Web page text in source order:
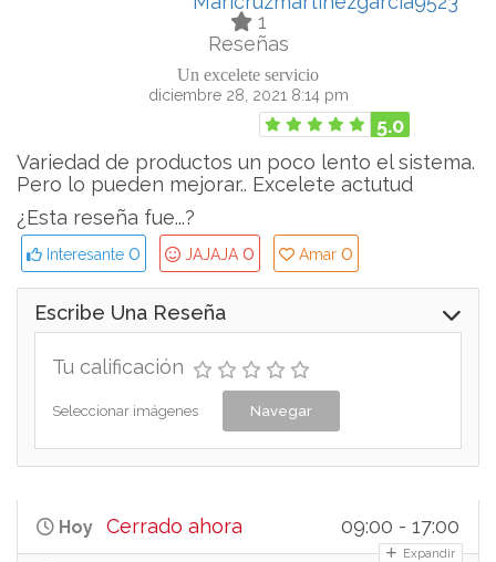
1
Reseñas
Un excelete servicio
diciembre 28, 2021 8:14 pm
5.0
Variedad de productos un poco lento el sistema.
Pero lo pueden mejorar.. Excelete actutud
¿Esta reseña fue...?
Interesante 0 JAJAJA 0 Amar 0
Escribe Una Reseña
Tu calificación
Seleccionar imágenes Navegar
Hoy Cerrado ahora 09:00 - 17:00
Expandir